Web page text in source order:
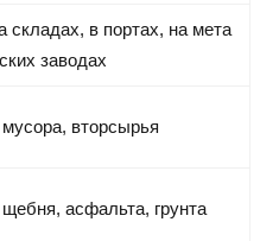
складах, в портах, на мета
заводах
мусора, вторсырья
щебня, асфальта, грунта